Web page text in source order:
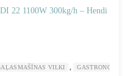
22 1100W 300kg/h – Hendi
VILKI